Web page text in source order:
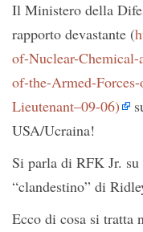
Il Ministero della
rapporto devastante (
of-Nuclear-
of-the-Armed-
Lieutenant–09-06)
USA/Ucraina!
Si parla di RFK Jr.
“clandestino” di
Ecco di cosa si tratta